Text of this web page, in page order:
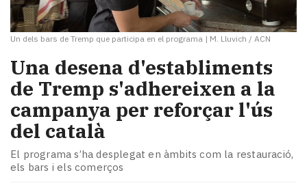
Un dels bars de Tremp que participa en el programa | M. Lluvich / ACN
​Una desena d'establiments
de Tremp s'adhereixen a la
campanya per reforçar l'ús
del català
El programa s’ha desplegat en àmbits com la restauració,
els bars i els comerços